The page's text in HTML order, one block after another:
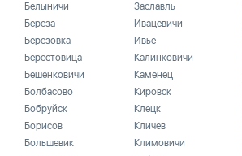
Белыничи
Береза
Березовка
Берестовица
Бешенковичи
Болбасово
Бобруйск
Борисов
Большевик
Заславль
Ивацевичи
Ивье
Калинковичи
Каменец
Кировск
Клецк
Кличев
Климовичи